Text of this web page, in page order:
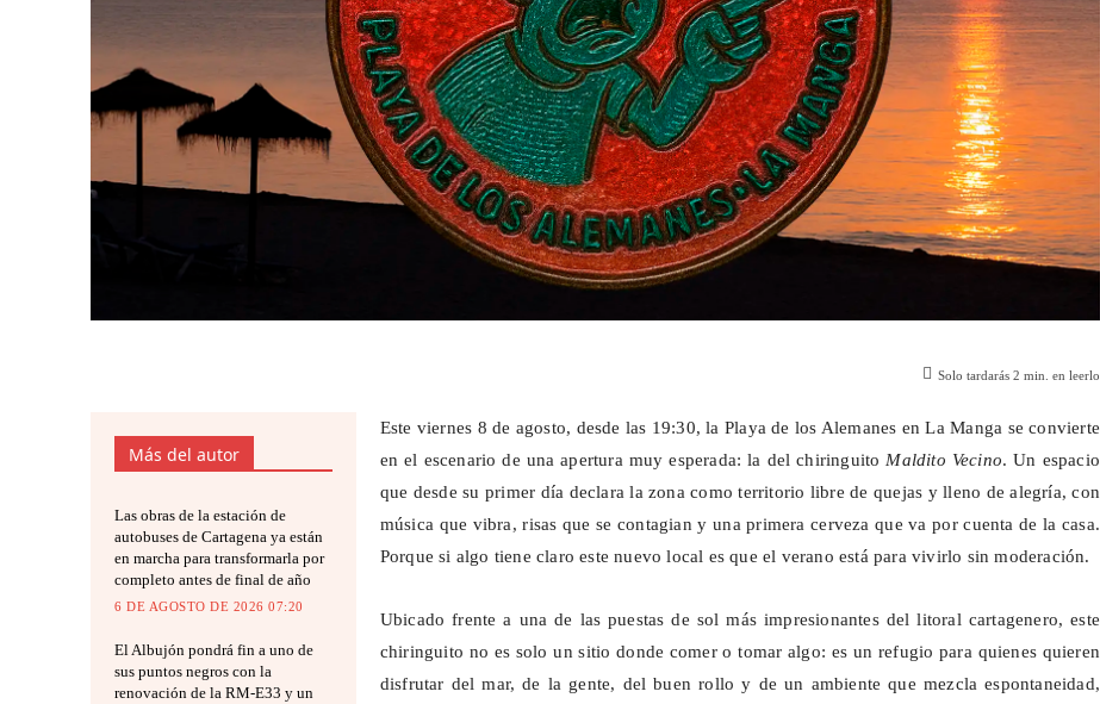
Solo tardarás2 min. en leerlo
Más del autor
Las obras de la estación de
autobuses de Cartagena ya están
en marcha para transformarla por
completo antes de final de año
6 DE AGOSTO DE 2026 07:20
El Albujón pondrá fin a uno de
sus puntos negros con la
renovación de la RM-E33 y un
Este viernes 8 de agosto, desde las 19:30, la Playa de los Alemanes en La Manga se convierte
en el escenario de una apertura muy esperada: la del chiringuitoMaldito Vecino. Un espacio
que desde su primer día declara la zona como territorio libre de quejas y lleno de alegría, con
música que vibra, risas que se contagian y una primera cerveza que va por cuenta de la casa.
Porque si algo tiene claro este nuevo local es que el verano está para vivirlo sin moderación.
Ubicado frente a una de las puestas de sol más impresionantes del litoral cartagenero, este
chiringuito no es solo un sitio donde comer o tomar algo: es un refugio para quienes quieren
disfrutar del mar, de la gente, del buen rollo y de un ambiente que mezcla espontaneidad,